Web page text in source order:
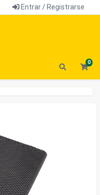
Entrar / Registrarse
0